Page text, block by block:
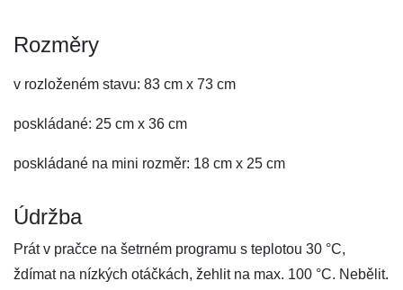
Rozměry
v rozloženém stavu: 83 cm x 73 cm
poskládané: 25 cm x 36 cm
poskládané na mini rozměr: 18 cm x 25 cm
Údržba
Prát v pračce na šetrném programu s teplotou 30 °C,
ždímat na nízkých otáčkách, žehlit na max. 100 °C. Nebělit.